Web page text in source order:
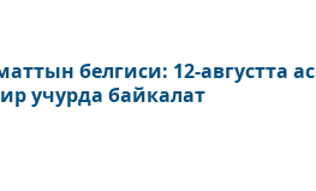
белгиси: 12-августта
учурда байкалат